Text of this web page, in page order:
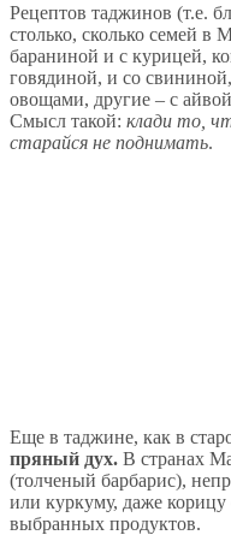
Рецептов таджинов (т.е.
столько, сколько семей в
бараниной и с курицей,
говядиной, и со
овощами, другие – с
Смысл такой: клади то,
старайся не поднимать.
Еще в таджине, как в
пряный дух. В странах
(толченый барбарис),
или куркуму, даже корицу
выбранных продуктов.